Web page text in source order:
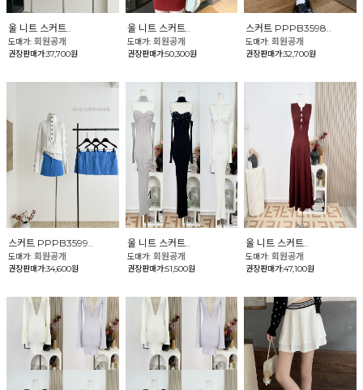
울 니트 스커트..
도매가: 회원공개
권장판매가:37,700원
울 니트 스커트..
도매가: 회원공개
권장판매가:50,300원
스커트 PPPB3598..
도매가:회원공개
권장판매가:32,700원
스커트 PPPB3599..
도매가: 회원공개
권장판매가:34,600원
울 니트 스커트..
도매가: 회원공개
권장판매가:51,500원
울 니트 스커트..
도매가:회원공개
권장판매가:47,100원